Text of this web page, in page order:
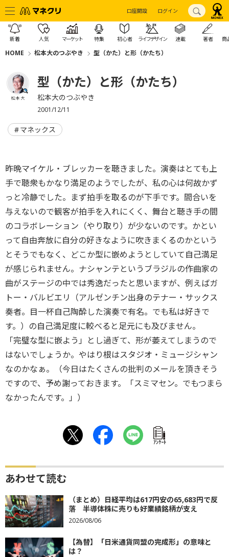
口座開設 ログイン
新着 人気 マーケット 特集 初心者 ライフデザイン 連載 著者 商
HOME 松本大のつぶやき 型（かた）と形（かたち）
松本 大
型（かた）と形（かたち）
松本大のつぶやき
2001/12/11
マネックス
昨晩マイケル・ブレッカーを聴きました。演奏はとても上
手で聴衆もかなり満足のようでしたが、私の心は何故かず
っと冷静でした。まず拍手を取るのが下手です。間合いを
与えないので観客が拍手を入れにくく、舞台と聴き手の間
のコラボレーション（やり取り）が少ないのです。かとい
って自由奔放に自分の好きなように吹きまくるのかという
とそうでもなく、どこか型に嵌めようとしていて自己満足
が感じられません。ナシャンテというブラジルの作曲家の
曲がステージの中では秀逸だったと思いますが、例えばガ
トー・バルビエリ（アルゼンチン出身のテナー・サックス
奏者。目一杯自己陶酔した演奏で有名。でも私は好きで
す。）の自己満足度に較べると足元にも及びません。
「完璧な型に嵌よう」とし過ぎて、形が萎えてしまうので
はないでしょうか。やはり根はスタジオ・ミュージシャン
なのかなぁ。（今日はたくさんの批判のメールを頂きそう
ですので、予め謝っておきます。「スミマセン。でもつまら
なかったんです。」）
ｱﾝｹｰﾄ
あわせて読む
（まとめ）日経平均は617円安の65,683円で反
落 半導体株に売りも好業績銘柄が支え
2026/08/06
【為替】「日米通貨同盟の完成形」の意味と
は？